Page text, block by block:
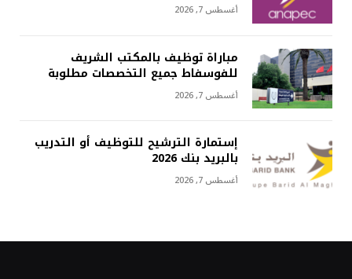
أغسطس 7, 2026
مباراة توظيف بالمكتب الشريف
للفوسفاط جميع التخصصات مطلوبة
أغسطس 7, 2026
إستمارة الترشيح للتوظيف أو التدريب
بالبريد بنك 2026
أغسطس 7, 2026